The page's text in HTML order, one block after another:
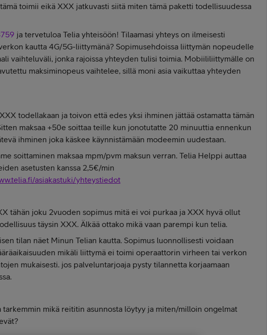
toimii eikä XXX jatkuvasti siitä miten tämä paketti todellisuudessa
ja tervetuloa Telia yhteisöön! Tilaamasi yhteys on ilmeisesti
kautta 4G/5G-liittymänä? Sopimusehdoissa liittymän nopeudelle
vaihteluväli, jonka rajoissa yhteyden tulisi toimia. Mobiililiittymälle on
maksiminopeus vaihtelee, sillä moni asia vaikuttaa yhteyden
todellakaan ja toivon että edes yksi ihminen jättää ostamatta tämän
maksaa +50e soittaa teille kun jonotutatte 20 minuuttia ennenkun
ihminen joka käskee käynnistämään modeemin uudestaan.
soittaminen maksaa mpm/pvm maksun verran. Telia Helppi auttaa
asetusten kanssa 2,5€/min
asiakastuki/yhteystiedot
tähän joku 2vuoden sopimus mitä ei voi purkaa ja XXX hyvä ollut
täysin XXX. Älkää ottako mikä vaan parempi kun telia.
tilan näet Minun Telian kautta. Sopimus luonnollisesti voidaan
mikäli liittymä ei toimi operaattorin virheen tai verkon
mukaisesti. jos palveluntarjoaja pysty tilannetta korjaamaan
tarkemmin mikä reititin asunnosta löytyy ja miten/milloin ongelmat